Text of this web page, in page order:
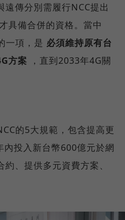
傳分別需履行NCC提出
具備合併的資格。當中
一項，是 必須維持原有台
方案 ，直到2033年4G關
的5大規範，包含提高更
內投入新台幣600億元於網
、提供多元資費方案、